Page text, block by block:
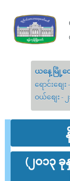
ယနေ့မြို့တ
ရောင်းစျေ
ဝယ်စျေး -
(၂ဝ၁၃